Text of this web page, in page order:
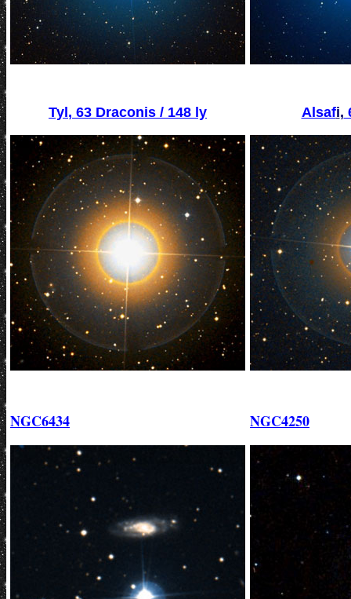
Tyl , 63 Draconis / 148 ly Alsafi,
NGC6434 NGC4250